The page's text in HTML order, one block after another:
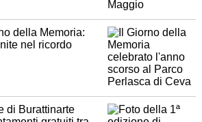
della Memoria:
nel ricordo
di Burattinarte